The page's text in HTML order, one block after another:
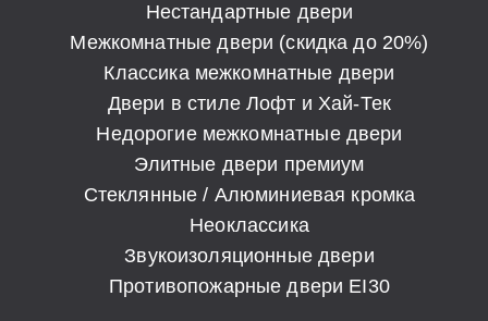
Нестандартные двери
Межкомнатные двери (скидка до 20%)
Классика межкомнатные двери
Двери в стиле Лофт и Хай-Тек
Недорогие межкомнатные двери
Элитные двери премиум
Стеклянные / Алюминиевая кромка
Неоклассика
Звукоизоляционные двери
Противопожарные двери EI30